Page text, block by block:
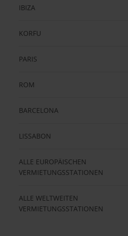
IBIZA
KORFU
PARIS
ROM
BARCELONA
LISSABON
ALLE EUROPÄISCHEN
VERMIETUNGSSTATIONEN
ALLE WELTWEITEN
VERMIETUNGSSTATIONEN